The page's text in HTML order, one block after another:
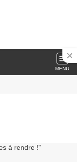
MENU